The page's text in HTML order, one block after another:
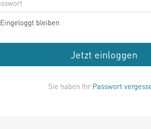
Eingeloggt bleiben
Jetzt einloggen
Sie haben Ihr Passwort